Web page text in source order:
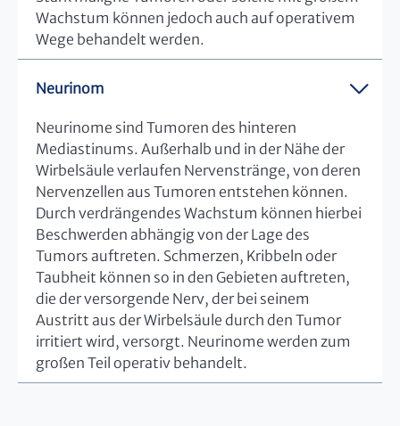
Wachstum können jedoch auch auf operativem
Wege behandelt werden.
Neurinom
Neurinome sind Tumoren des hinteren
Mediastinums. Außerhalb und in der Nähe der
Wirbelsäule verlaufen Nervenstränge, von deren
Nervenzellen aus Tumoren entstehen können.
Durch verdrängendes Wachstum können hierbei
Beschwerden abhängig von der Lage des
Tumors auftreten. Schmerzen, Kribbeln oder
Taubheit können so in den Gebieten auftreten,
die der versorgende Nerv, der bei seinem
Austritt aus der Wirbelsäule durch den Tumor
irritiert wird, versorgt. Neurinome werden zum
großen Teil operativ behandelt.